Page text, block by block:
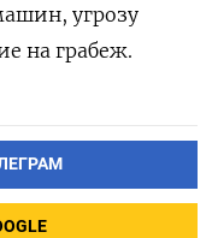
угрозу
на грабеж.